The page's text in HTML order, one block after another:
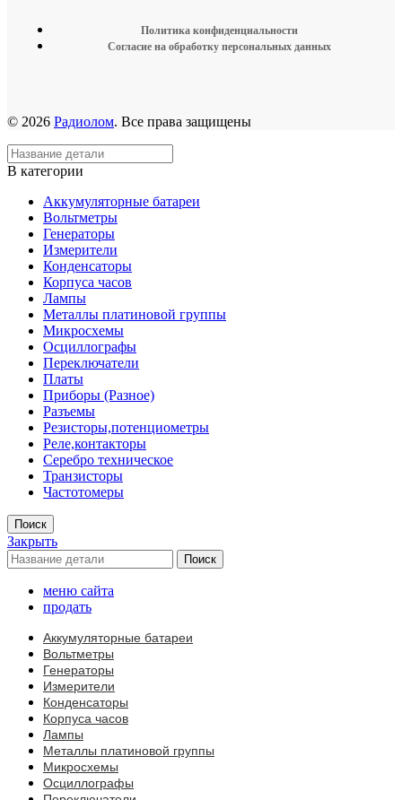
Политика конфиденциальности
Согласие на обработку персональных данных
© 2026 Радиолом. Все права защищены
В категории
Аккумуляторные батареи
Вольтметры
Генераторы
Измерители
Конденсаторы
Корпуса часов
Лампы
Металлы платиновой группы
Микросхемы
Осциллографы
Переключатели
Платы
Приборы (Разное)
Разъемы
Резисторы,потенциометры
Реле,контакторы
Серебро техническое
Транзисторы
Частотомеры
Поиск
Закрыть
Поиск
меню сайта
продать
Аккумуляторные батареи
Вольтметры
Генераторы
Измерители
Конденсаторы
Корпуса часов
Лампы
Металлы платиновой группы
Микросхемы
Осциллографы